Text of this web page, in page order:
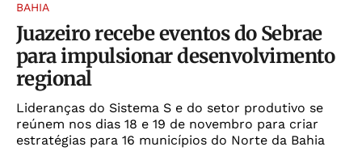
BAHIA
Juazeiro recebe eventos do Sebrae
para impulsionar desenvolvimento
regional
Lideranças do Sistema S e do setor produtivo se
reúnem nos dias 18 e 19 de novembro para criar
estratégias para 16 municípios do Norte da Bahia